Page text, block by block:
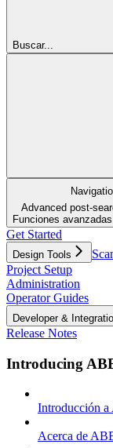
Buscar...
Advanced post-
Funciones
Get Started
Design Tools
Project Setup
Administration
Operator Guides
Developer &
Release Notes
Introducing
Introducción
Acerca de